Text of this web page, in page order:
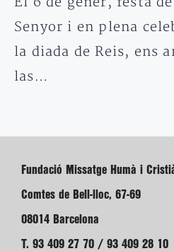
Senyor i en plena
la diada de Reis, ens
las…
Fundació Missatge Humà i
Comtes de Bell-lloc, 67-69
08014 Barcelona
T. 93 409 27 70 / 93 409 28 10